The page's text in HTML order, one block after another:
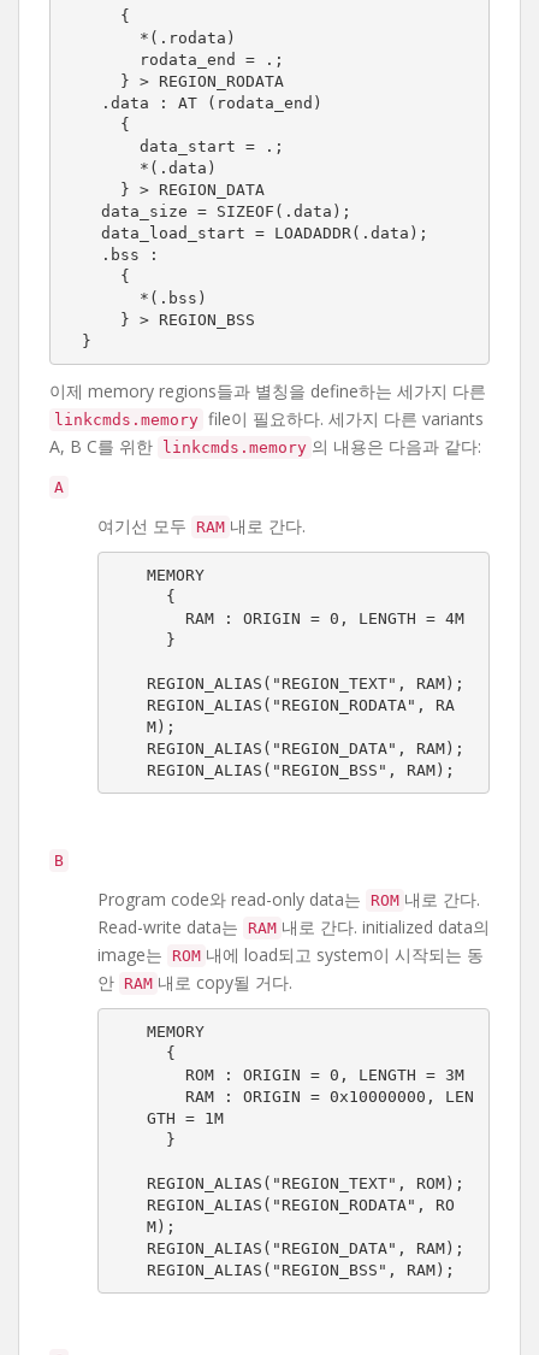
  }
이제 memory regions들과 별칭을 define하는 세가지 다른
linkcmds.memory file이 필요하다. 세가지 다른 variants
A, B C를 위한
linkcmds.memory 의 내용은 다음과 같다:
A
여기선 모두 RAM 내로 간다.
MEMORY
REGION_ALIAS("REGION_TEXT", RAM);
REGION_ALIAS("REGION_RODATA", RA
M);
REGION_ALIAS("REGION_DATA", RAM);
REGION_ALIAS("REGION_BSS", RAM);
B
Program code와 read-only data는 ROM 내로 간다.
Read-write data는
RAM 내로 간다. initialized data의
image는
ROM 내에 load되고 system이 시작되는 동
안 RAM 내로 copy될 거다.
MEMORY
GTH = 1M
REGION_ALIAS("REGION_TEXT", ROM);
REGION_ALIAS("REGION_RODATA", RO
M);
REGION_ALIAS("REGION_DATA", RAM);
REGION_ALIAS("REGION_BSS", RAM);